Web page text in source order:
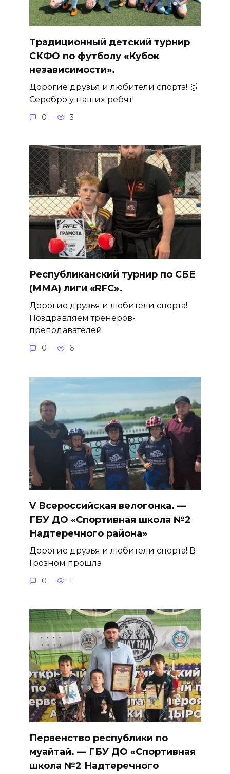
Традиционный детский турнир
СКФО по футболу «Кубок
независимости».
Дорогие друзья и любители спорта! 🥈
Серебро у наших ребят!
0 3
Республиканский турнир по СБЕ
(ММА) лиги «RFC».
Дорогие друзья и любители спорта!
Поздравляем тренеров-
преподавателей
0 6
V Всероссийская велогонка. —
ГБУ ДО «Спортивная школа №2
Надтеречного района»
Дорогие друзья и любители спорта! В
Грозном прошла
0 1
Первенство республики по
муайтай. — ГБУ ДО «Спортивная
школа №2 Надтеречного